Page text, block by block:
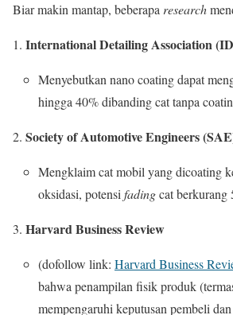
Biar makin mantap, beberapa research
International Detailing Association
Menyebutkan nano coating dapat
hingga 40% dibanding cat tanpa
Society of Automotive Engineers
Mengklaim cat mobil yang dicoating
oksidasi, potensi fadingcat berkurang
Harvard Business Review
(dofollow link: Harvard Business
bahwa penampilan fisik produk
mempengaruhi keputusan pembeli